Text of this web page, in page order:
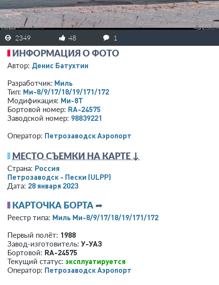
ЗАРЕГИСТРИРОВАТЬСЯ
2349 48 1
ИНФОРМАЦИЯ О ФОТО
Автор: Денис Батухтин
Разработчик: Миль
Тип: Ми-8/9/17/18/19/171/172
Модификация: Ми-8Т
Бортовой номер: RA-24575
Заводской номер: 98839221
Оператор: Петрозаводск Аэропорт
МЕСТО СЪЕМКИ НА КАРТЕ ↓
Страна: Россия
Петрозаводск - Пески (ULPP)
Дата: 28 января 2023
КАРТОЧКА БОРТА ➦
Реестр типа: Миль Ми-8/9/17/18/19/171/172
Первый полёт: 1988
Завод-изготовитель: У-УАЗ
Бортовой: RA-24575
Текущий статус: эксплуатируется
Оператор: Петрозаводск Аэропорт